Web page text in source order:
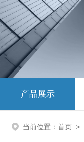
产品展示
当前位置： 首页 >